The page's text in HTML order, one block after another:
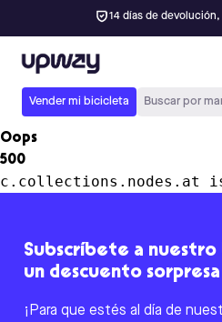
14 días de
Upway
Vender mi bicicleta Buscar por
Oops
500
c.collections.nodes.at
Subscríbete a
un descuento sorpresa
¡Para que estés al día de